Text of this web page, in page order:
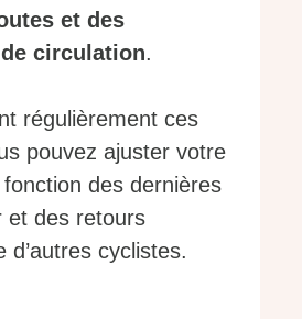
et des
circulation.
régulièrement ces
pouvez ajuster votre
des dernières
et des retours
d’autres cyclistes.